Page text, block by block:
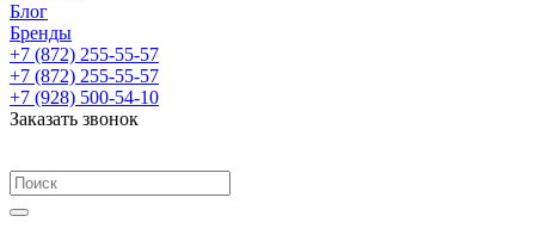
Блог
Бренды
+7 (872) 255-55-57
+7 (872) 255-55-57
+7 (928) 500-54-10
Заказать звонок